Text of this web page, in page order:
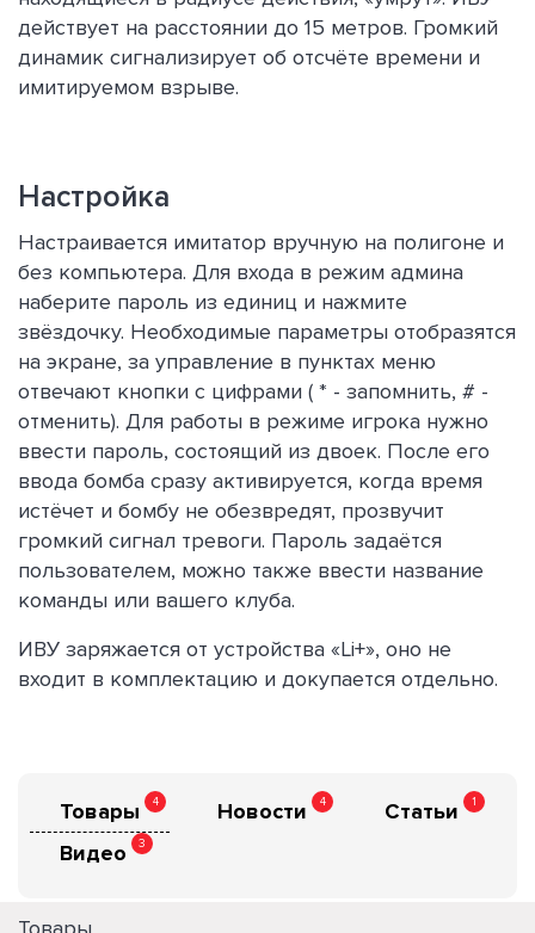
действует на расстоянии до 15 метров. Громкий
динамик сигнализирует об отсчёте времени и
имитируемом взрыве.
Настройка
Настраивается имитатор вручную на полигоне и
без компьютера. Для входа в режим админа
наберите пароль из единиц и нажмите
звёздочку. Необходимые параметры отобразятся
на экране, за управление в пунктах меню
отвечают кнопки с цифрами ( * - запомнить, # -
отменить). Для работы в режиме игрока нужно
ввести пароль, состоящий из двоек. После его
ввода бомба сразу активируется, когда время
истёчет и бомбу не обезвредят, прозвучит
громкий сигнал тревоги. Пароль задаётся
пользователем, можно также ввести название
команды или вашего клуба.
ИВУ заряжается от устройства «Li+», оно не
входит в комплектацию и докупается отдельно.
Товары 4 Новости 4 Статьи 1
Видео 3